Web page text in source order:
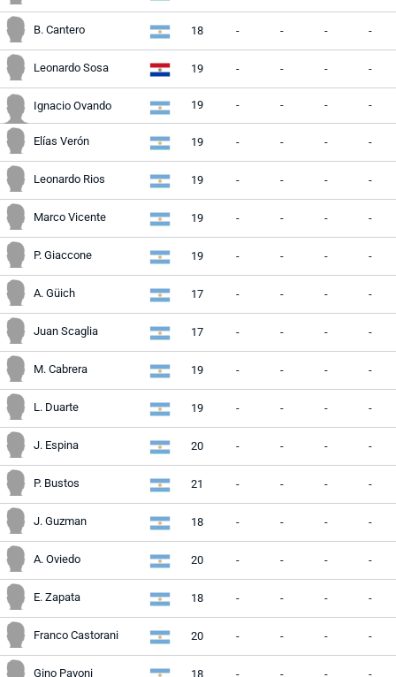
B. Cantero 18 - - - -
Leonardo Sosa 19 - - - -
Ignacio Ovando 19 - - - -
Elías Verón 19 - - - -
Leonardo Rios 19 - - - -
Marco Vicente 19 - - - -
P. Giaccone 19 - - - -
A. Güich 17 - - - -
Juan Scaglia 17 - - - -
M. Cabrera 19 - - - -
L. Duarte 19 - - - -
J. Espina 20 - - - -
P. Bustos 21 - - - -
J. Guzman 18 - - - -
A. Oviedo 20 - - - -
E. Zapata 18 - - - -
Franco Castorani 20 - - - -
Gino Pavoni 18 - - - -